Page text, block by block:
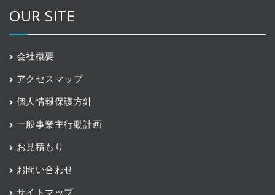
OUR SITE
会社概要
アクセスマップ
個人情報保護方針
一般事業主行動計画
お見積もり
お問い合わせ
サイトマップ